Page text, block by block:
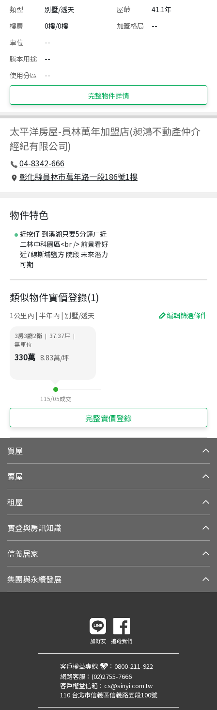
類型 別墅/透天 屋齡
41.1年
樓層
0樓/0樓 加蓋格局
--
車位
--
謄本用途
--
使用分區
--
完整物件詳情
太平洋房屋-員林萬年加盟店(昶鴻不動產仲介
經紀有限公司)
04-8342-666
彰化縣員林市萬年路一段186號1樓
物件特色
近挖仔 到溪湖只要5分鐘ㄏ近
二林中科園區<br /> 前景看好
近7線斯埔鹽方 院段 未來潛力
可期
類似物件實價登錄(1)
1公里內 | 半年內 | 別墅/透天 編輯篩選條件
3房3廳2衛 | 37.37坪 |
無車位
330萬 8.83萬/坪
115/05成交
完整實價登錄
買屋
賣屋
租屋
實登與房訊知識
信義居家
集團與永續發展
加好友 追蹤我們
客戶權益專線 ： 0800-211-922
網路客服： (02)2755-7666
客戶權益信箱： cs@sinyi.com.tw
110 台北市信義區信義路五段100號